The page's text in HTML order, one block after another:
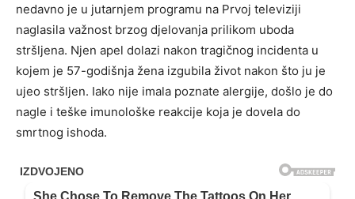
nedavno je u jutarnjem programu na Prvoj televiziji
naglasila važnost brzog djelovanja prilikom uboda
stršljena. Njen apel dolazi nakon tragičnog incidenta u
kojem je 57-godišnja žena izgubila život nakon što ju je
ujeo stršljen. Iako nije imala poznate alergije, došlo je do
nagle i teške imunološke reakcije koja je dovela do
smrtnog ishoda.